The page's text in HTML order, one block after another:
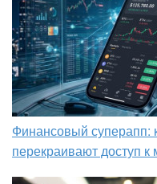
Финансовый суперапп:
перекраивают доступ